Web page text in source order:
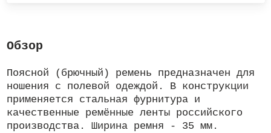
Обзор
Поясной (брючный) ремень предназначен для
ношения с полевой одеждой. В конструкции
применяется стальная фурнитура и
качественные ремённые ленты российского
производства. Ширина ремня - 35 мм.